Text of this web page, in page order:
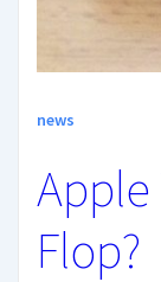
news
Flop?